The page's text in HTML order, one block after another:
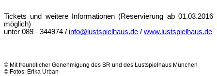
Tickets und weitere Informationen (Reservierung ab 01.03.2016
möglich)
unter 089 - 344974 / info@lustspielhaus.de / www.lustspielhaus.de
© Mit freundlicher Genehmigung des BR und des Lustspielhaus München
© Fotos: Erika Urban